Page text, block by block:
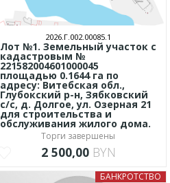
2026.Г.002.00085.1
Лот №1. Земельный участок с
кадастровым №
221582004601000045
площадью 0.1644 га по
адресу: Витебская обл.,
Глубокский р-н, Зябковский
с/с, д. Долгое, ул. Озерная 21
для строительства и
обслуживания жилого дома.
Торги завершены
2 500,00 BYN
БАНКРОТСТВО